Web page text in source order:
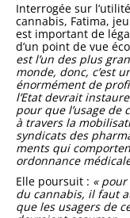
Interrogée sur
cannabis, Fatima,
est important de
d’un point de vue
est l’un des plus
monde, donc, c’est
énormément de
l’Etat devrait
pour que l’usage
à travers la
syndicats des
ments qui
ordonnance
Elle poursuit : «
du cannabis, il faut
que les usagers de